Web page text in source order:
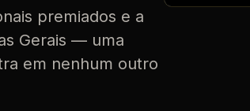
premiados e a
Gerais — uma
em nenhum outro